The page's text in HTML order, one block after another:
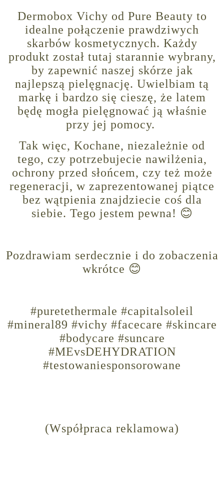
Dermobox Vichy od Pure Beauty to
idealne połączenie prawdziwych
skarbów kosmetycznych. Każdy
produkt został tutaj starannie wybrany,
by zapewnić naszej skórze jak
najlepszą pielęgnację. Uwielbiam tą
markę i bardzo się cieszę, że latem
będę mogła pielęgnować ją właśnie
przy jej pomocy.
Tak więc, Kochane, niezależnie od
tego, czy potrzebujecie nawilżenia,
ochrony przed słońcem, czy też może
regeneracji, w zaprezentowanej piątce
bez wątpienia znajdziecie coś dla
siebie. Tego jestem pewna! 😊
Pozdrawiam serdecznie i do zobaczenia
wkrótce 😊
#puretethermale #capitalsoleil
#mineral89 #vichy #facecare #skincare
#bodycare #suncare
#MEvsDEHYDRATION
#testowaniesponsorowane
(Współpraca reklamowa)